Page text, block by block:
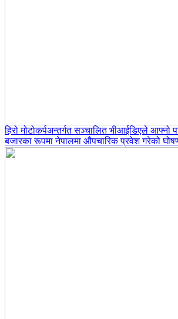
हिरो मोटोकर्पअन्तर्गत सञ्चालित भीआईडिएले आफ्नो
बजारका रूपमा नेपालमा औपचारिक प्रवेश गरेको